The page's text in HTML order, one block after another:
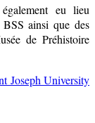
eu lieu
ainsi que des
de Préhistoire
Joseph University